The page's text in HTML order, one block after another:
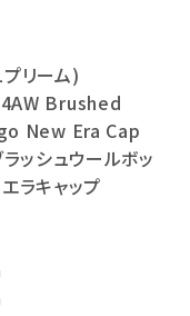
リーム)
Brushed
New Era Cap
ッシュウールボッ
ラキャップ